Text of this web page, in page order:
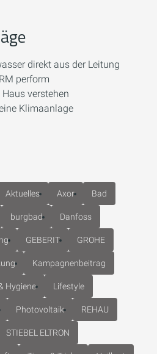
direkt aus der Leitung
perform
verstehen
Klimaanlage
Aktuelles Axor Bad
burgbad Danfoss
GEBERIT GROHE
Kampagnenbeitrag
Hygiene Lifestyle
Photovoltaik REHAU
STIEBEL ELTRON